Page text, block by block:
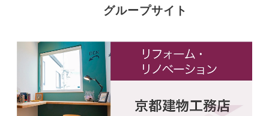
グループサイト